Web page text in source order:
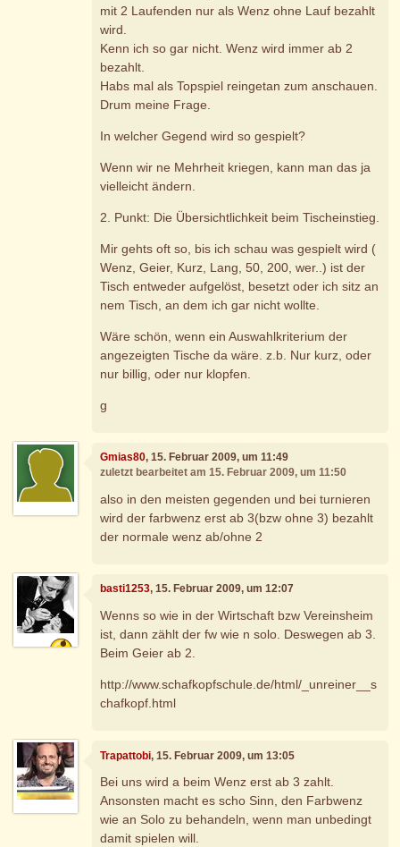
mit 2 Laufenden nur als Wenz ohne Lauf bezahlt
wird.
Kenn ich so gar nicht. Wenz wird immer ab 2
bezahlt.
Habs mal als Topspiel reingetan zum anschauen.
Drum meine Frage.
In welcher Gegend wird so gespielt?
Wenn wir ne Mehrheit kriegen, kann man das ja
vielleicht ändern.
2. Punkt: Die Übersichtlichkeit beim Tischeinstieg.
Mir gehts oft so, bis ich schau was gespielt wird (
Wenz, Geier, Kurz, Lang, 50, 200, wer..) ist der
Tisch entweder aufgelöst, besetzt oder ich sitz an
nem Tisch, an dem ich gar nicht wollte.
Wäre schön, wenn ein Auswahlkriterium der
angezeigten Tische da wäre. z.b. Nur kurz, oder
nur billig, oder nur klopfen.
g
Gmias80, 15. Februar 2009, um 11:49
zuletzt bearbeitet am 15. Februar 2009, um 11:50
also in den meisten gegenden und bei turnieren
wird der farbwenz erst ab 3(bzw ohne 3) bezahlt
der normale wenz ab/ohne 2
basti1253, 15. Februar 2009, um 12:07
Wenns so wie in der Wirtschaft bzw Vereinsheim
ist, dann zählt der fw wie n solo. Deswegen ab 3.
Beim Geier ab 2.
http://www.schafkopfschule.de/html/_unreiner__s
chafkopf.html
Trapattobi, 15. Februar 2009, um 13:05
Bei uns wird a beim Wenz erst ab 3 zahlt.
Ansonsten macht es scho Sinn, den Farbwenz
wie an Solo zu behandeln, wenn man unbedingt
damit spielen will.